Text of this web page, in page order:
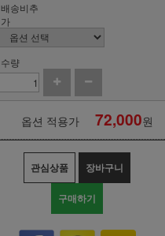
배송비추
가
수량
옵션 적용가 72,000원
관심상품 장바구니
구매하기